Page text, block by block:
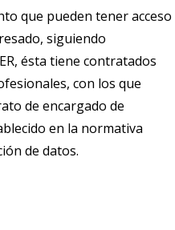
que pueden tener acceso
siguiendo
ésta tiene contratados
con los que
de encargado de
en la normativa
de datos.